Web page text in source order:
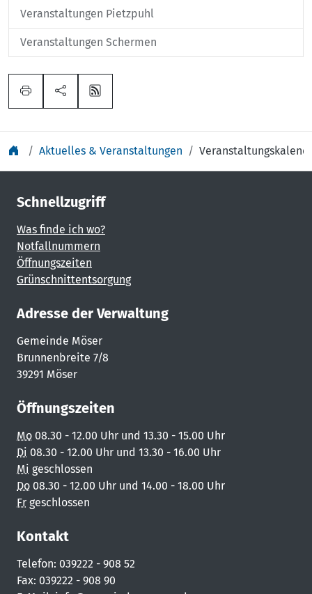
Veranstaltungen Pietzpuhl
Veranstaltungen Schermen
Aktuelles & Veranstaltungen
Schnellzugriff
Was finde ich wo?
Notfallnummern
Öffnungszeiten
Grünschnittentsorgung
Adresse der Verwaltung
Gemeinde Möser
Brunnenbreite 7/8
39291 Möser
Öffnungszeiten
Mo 08.30 - 12.00 Uhr und 13.30 - 15.00 Uhr
Di 08.30 - 12.00 Uhr und 13.30 - 16.00 Uhr
Mi geschlossen
Do 08.30 - 12.00 Uhr und 14.00 - 18.00 Uhr
Fr geschlossen
Kontakt
Telefon: 039222 - 908 52
Fax: 039222 - 908 90